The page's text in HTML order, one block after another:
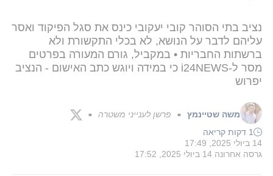
נציב בתי הסוהר קובי יעקובי כינס את סגל הפיקוד ואסר
עליהם לדבר על הנושא, לא בכלי התקשורת ולא
ברשתות החבריות • במקביל, גורם המעורה בפרטים
מסר ל-i24NEWS כי במידה ויוגש כתב האישום - הנציב
יפרוש
משה שטיינמץ ■ פרשן לענייני משטרה ■
1 דקות קריאה
14 ביולי 2025, 17:49
גרסה אחרונה 14 ביולי 2025, 17:52